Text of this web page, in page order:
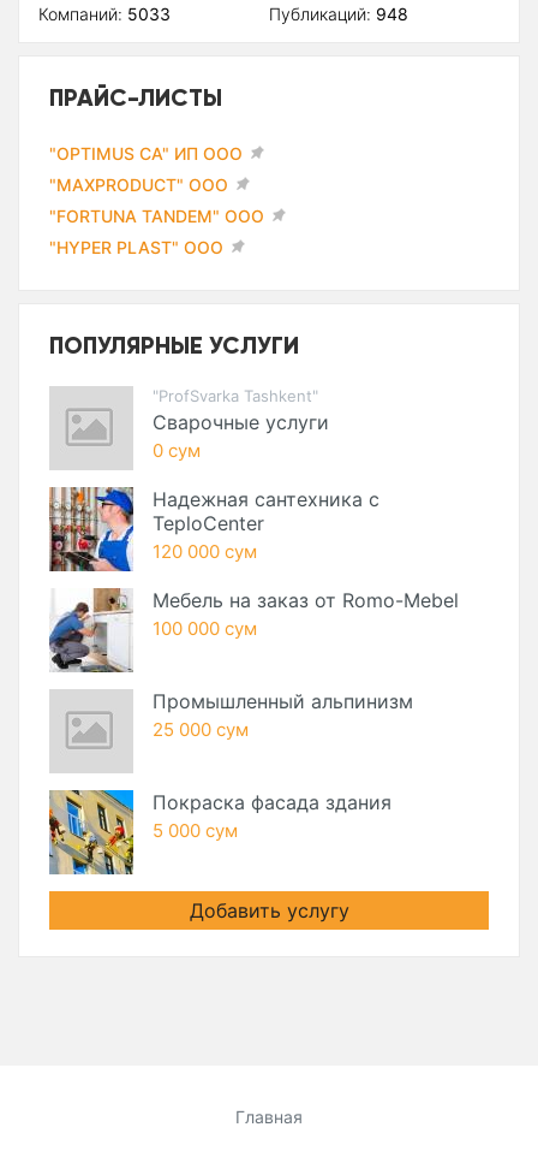
Компаний: 5033
Публикаций: 948
ПРАЙС-ЛИСТЫ
"OPTIMUS CA" ИП ООО
"MAXPRODUCT" ООО
"FORTUNA TANDEM" ООО
"HYPER PLAST" ООО
ПОПУЛЯРНЫЕ УСЛУГИ
"ProfSvarka Tashkent"
Сварочные услуги
0 сум
Надежная сантехника с
TeploCenter
120 000 сум
Мебель на заказ от Romo-Mebel
100 000 сум
Промышленный альпинизм
25 000 сум
Покраска фасада здания
5 000 сум
Добавить услугу
Главная